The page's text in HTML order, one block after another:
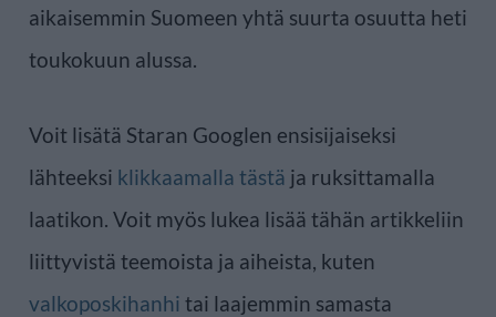
aikaisemmin Suomeen yhtä suurta osuutta heti
toukokuun alussa.
Voit lisätä Staran Googlen ensisijaiseksi
lähteeksi klikkaamalla tästä ja ruksittamalla
laatikon. Voit myös lukea lisää tähän artikkeliin
liittyvistä teemoista ja aiheista, kuten
valkoposkihanhi tai laajemmin samasta